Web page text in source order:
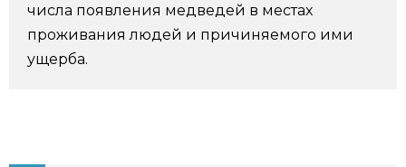
Экономика
Семья
числа появления медведей в местах
проживания людей и причиняемого ими
ущерба.